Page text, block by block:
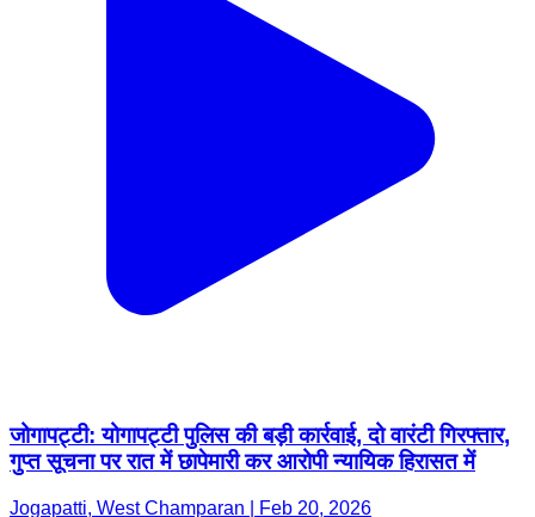
जोगापट्टी: योगापट्टी पुलिस की बड़ी कार्रवाई, दो वारंटी गिरफ्तार,
गुप्त सूचना पर रात में छापेमारी कर आरोपी न्यायिक हिरासत में
Jogapatti, West Champaran | Feb 20, 2026